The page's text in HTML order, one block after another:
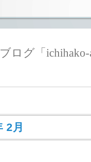
ログ「ichihako-
2月